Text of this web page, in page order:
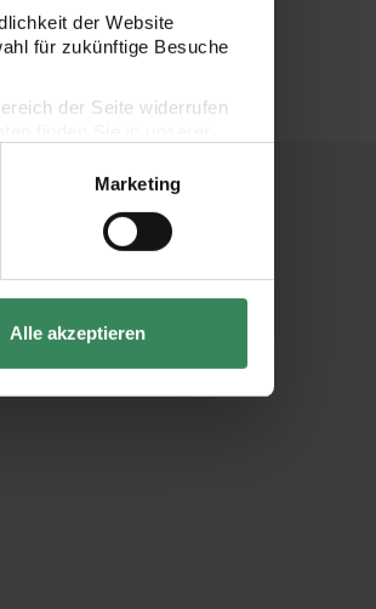
der Website
für zukünftige Besuche
der Seite widerrufen
Marketing
Alle akzeptieren